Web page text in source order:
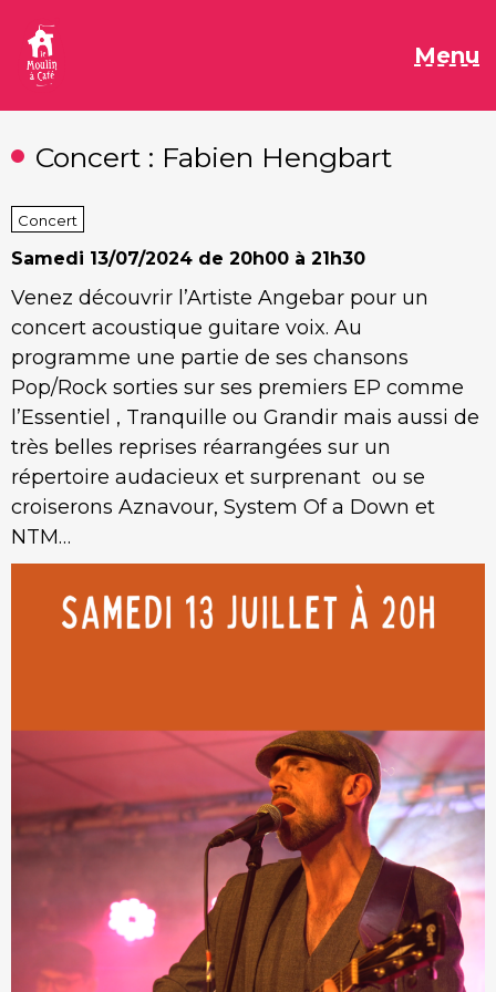
contenu
Menu
Concert : Fabien Hengbart
Concert
Samedi 13/07/2024 de 20h00 à 21h30
Venez découvrir l’Artiste Angebar pour un
concert acoustique guitare voix. Au
programme une partie de ses chansons
Pop/Rock sorties sur ses premiers EP comme
l’Essentiel , Tranquille ou Grandir mais aussi de
très belles reprises réarrangées sur un
répertoire audacieux et surprenant ou se
croiserons Aznavour, System Of a Down et
NTM…